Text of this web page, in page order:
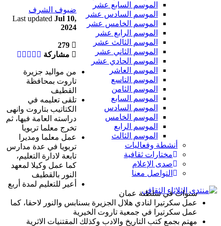
الموسم السابع عشر
الموسم السادس عشر
الموسم الخامس عشر
الموسم الرابع عشر
الموسم الثالث عشر
الموسم الثاني عشر
الموسم الحادي عشر
الموسم العاشر
الموسم التاسع
الموسم الثامن
الموسم السابع
الموسم السادس
الموسم الخامس
الموسم الرابع
الموسم الثالث
أنشطة وفعاليات
مختارات ثقافية
صدى الإعلام
التواصل معنا
ضيوف الشرف
Last updated Jul 10,
2024
279
مشاركة
من مواليد جزيرة
تاروت بمحافظة
القطيف
تلقى تعليمه في
الكتاتيب بتاروت وانهى
دراسته العامة فيها، ثم
تخرج معلما تربويا
عمل معلما ومديرا
تربويا في عدة مدارس
تابعة لادارة التعليم،
كما عمل وكيلا لمعهد
النور بالقطيف
أعير للتعليم لمدة أربع
سنوات في سلطنة عمان
عمل سكرتيرا لنادي هلال الجزيرة بسنابس والنور لاحقا، كما
عمل سكرتيرا في جمعية تاروت الخيرية
مهتم بجمع كتب التاريخ والادب وكذلك المقتنيات الاثرية